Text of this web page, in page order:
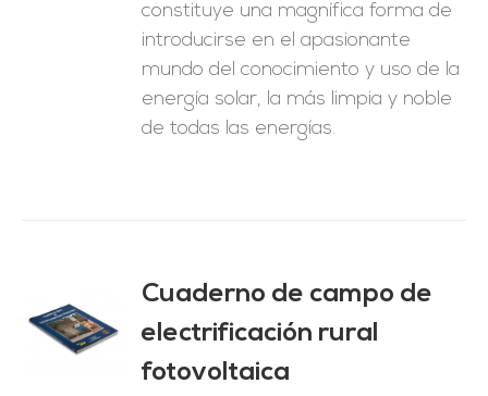
constituye una magnífica forma de
introducirse en el apasionante
mundo del conocimiento y uso de la
energía solar, la más limpia y noble
de todas las energías.
Cuaderno de campo de
electrificación rural
fotovoltaica